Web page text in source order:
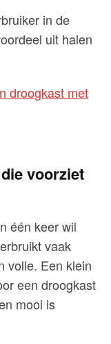
in de
uit halen
droogkast met
voorziet
één keer wil
vaak
volle. Een klein
een droogkast
mooi is